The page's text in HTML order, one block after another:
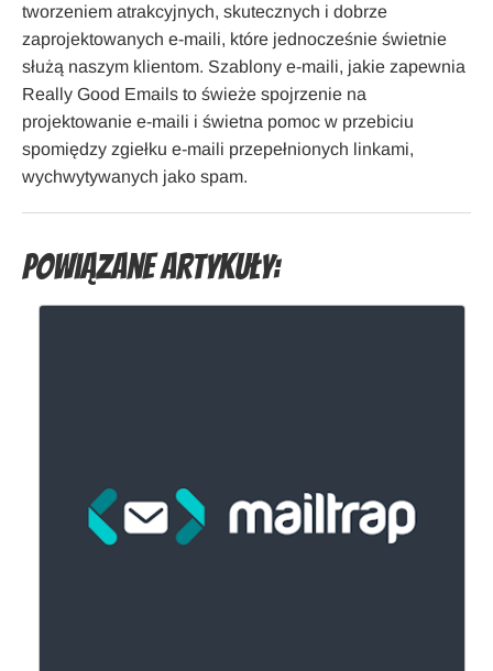
tworzeniem atrakcyjnych, skutecznych i dobrze
zaprojektowanych e-maili, które jednocześnie świetnie
służą naszym klientom. Szablony e-maili, jakie zapewnia
Really Good Emails to świeże spojrzenie na
projektowanie e-maili i świetna pomoc w przebiciu
spomiędzy zgiełku e-maili przepełnionych linkami,
wychwytywanych jako spam.
Powiązane artykuły: